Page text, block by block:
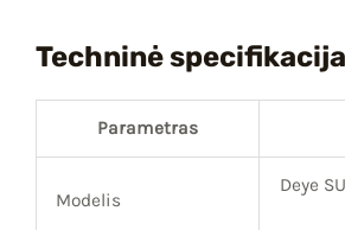
Techninė specifikacija
Parametras
Modelis
Deye